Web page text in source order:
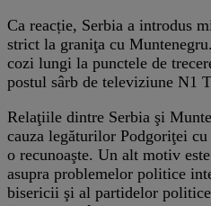
Ca reacție, Serbia a introdus
strict la graniţa cu
cozi lungi la punctele de
postul sârb de televiziune N1
Relaţiile dintre Serbia şi
cauza legăturilor Podgoriţei
o recunoaşte. Un alt motiv
asupra problemelor politice
bisericii şi al partidelor